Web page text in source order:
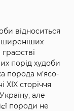
відноситься
порід худоби
порода м’ясо-
XIX сторіччя
але
породи не